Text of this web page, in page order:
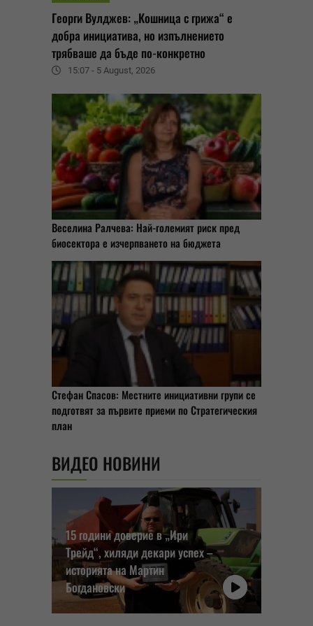
Георги Вулджев: „Кошница с грижа“ е
добра инициатива, но изпълнението
трябваше да бъде по-конкретно
15:07 - 5 August, 2026
Веселина Ралчева: Най-големият риск пред
биосектора е изчерпването на бюджета
Стефан Спасов: Местните инициативни групи се
подготвят за първите приеми по Стратегическия
план
ВИДЕО НОВИНИ
15 години доверие в „Ири
Трейд“, хиляди декари успех –
историята на Мартин
Богдановски